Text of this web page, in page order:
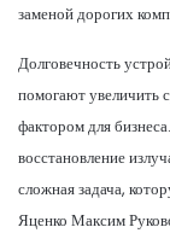
заменой дорогих
Долговечность
помогают увеличить
фактором для
восстановление
сложная задача,
Яценко Максим